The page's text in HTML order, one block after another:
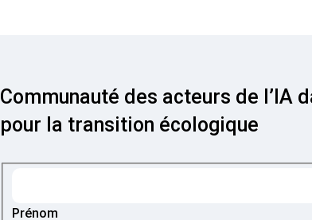
Communauté des acteurs de l’IA
pour la transition écologique
Prénom